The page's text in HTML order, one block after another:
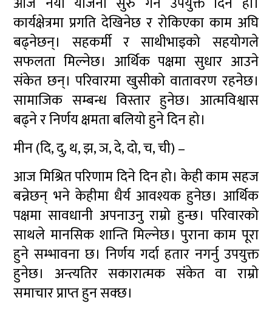
कार्यक्षेत्रमा प्रगति देखिनेछ र रोकिएका काम अघि
बढ्नेछन्। सहकर्मी र साथीभाइको सहयोगले
सफलता मिल्नेछ। आर्थिक पक्षमा सुधार आउने
संकेत छन्। परिवारमा खुसीको वातावरण रहनेछ।
सामाजिक सम्बन्ध विस्तार हुनेछ। आत्मविश्वास
बढ्ने र निर्णय क्षमता बलियो हुने दिन हो।
मीन (दि, दु, थ, झ, ञ, दे, दो, च, ची) –
आज मिश्रित परिणाम दिने दिन हो। केही काम सहज
बन्नेछन् भने केहीमा धैर्य आवश्यक हुनेछ। आर्थिक
पक्षमा सावधानी अपनाउनु राम्रो हुन्छ। परिवारको
साथले मानसिक शान्ति मिल्नेछ। पुराना काम पूरा
हुने सम्भावना छ। निर्णय गर्दा हतार नगर्नु उपयुक्त
हुनेछ। अन्त्यतिर सकारात्मक संकेत वा राम्रो
समाचार प्राप्त हुन सक्छ।